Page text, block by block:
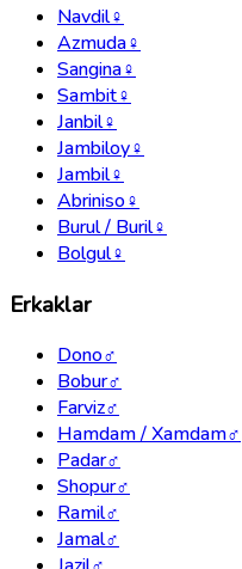
Navdil♀
Azmuda♀
Sangina♀
Sambit♀
Janbil♀
Jambiloy♀
Jambil♀
Abriniso♀
Burul / Buril♀
Bolgul♀
Erkaklar
Dono♂
Bobur♂
Farviz♂
Hamdam / Xamdam♂
Padar♂
Shopur♂
Ramil♂
Jamal♂